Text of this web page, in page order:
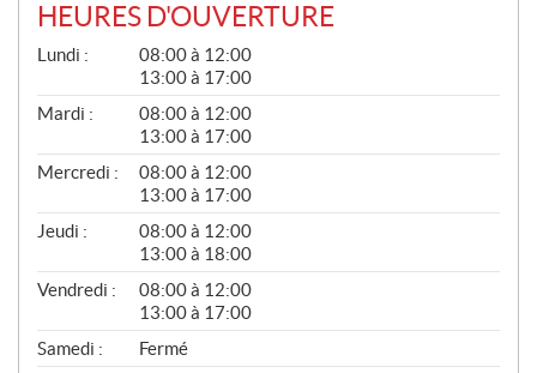
HEURES D'OUVERTURE
G
N
É
L
Lundi :
08:00 à 12:00
13:00 à 17:00
Mardi :
08:00 à 12:00
13:00 à 17:00
Mercredi :
08:00 à 12:00
13:00 à 17:00
Jeudi :
08:00 à 12:00
13:00 à 18:00
Vendredi :
08:00 à 12:00
13:00 à 17:00
Samedi :
Fermé